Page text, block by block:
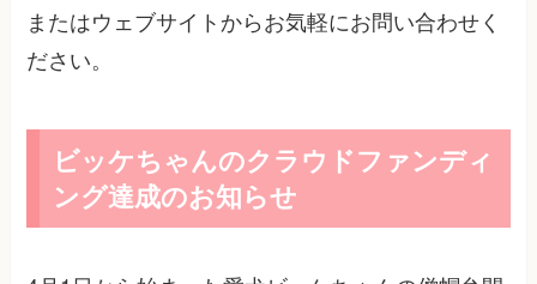
またはウェブサイトからお気軽にお問い合わせく
ださい。
ビッケちゃんのクラウドファンディ
ング達成のお知らせ